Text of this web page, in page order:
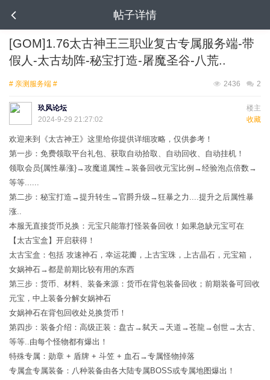
帖子详情
[GOM]1.76太古神王三职业复古专属服务端-带
假人-太古劫阵-秘宝打造-屠魔圣谷-八荒..
# 亲测服务端 # 2
2436
楼主
玖风论坛
收藏
2024-9-29 21:27:02
欢迎来到《太古神王》这里给你提供详细攻略，仅供参考！
第一步：免费领取平台礼包、获取自动拾取、自动回收、自动挂机！
领取会员{属性暴涨}→攻魔道属性→装备回收元宝比例→经验泡点倍数→
等等......
第二步：秘宝打造→提升转生→官爵升级→狂暴之力....提升之后属性暴
涨..
本服无直接货币兑换：元宝只能靠打怪装备回收！如果急缺元宝可在
【太古宝盒】开启获得！
太古宝盒：包括 攻速神石，幸运花瓣，上古宝珠，上古晶石，元宝箱，
女娲神石→都是前期比较有用的东西
第三步：货币、材料、装备来源：货币在背包装备回收；前期装备可回收
元宝，中上装备分解女娲神石
女娲神石在背包回收处兑换货币！
第四步：装备介绍：高级正装：盘古→弑天→天道→苍龍→创世→太古、
等等..由每个怪物都有爆出！
特殊专属：勋章 + 盾牌 + 斗笠 + 血石→专属怪物掉落
专属盒专属装备：八种装备由各大陆专属BOSS或专属地图爆出！